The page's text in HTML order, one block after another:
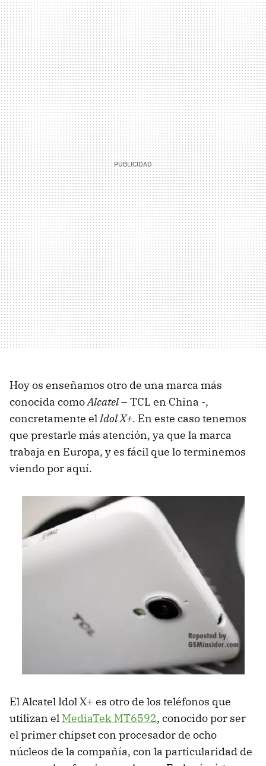
Hoy os enseñamos otro de una marca más
conocida comoAlcatel– TCL en China -,
concretamente elIdol X+. En este caso tenemos
que prestarle más atención, ya que la marca
trabaja en Europa, y es fácil que lo terminemos
viendo por aquí.
El Alcatel Idol X+ es otro de los teléfonos que
utilizan el MediaTek MT6592, conocido por ser
el primer chipset con procesador de ocho
núcleos de la compañía, con la particularidad de